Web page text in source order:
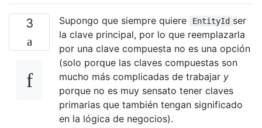
3 Supongo que siempre quiere EntityId ser
la clave principal, por lo que reemplazarla
por una clave compuesta no es una opción
(solo porque las claves compuestas son
mucho más complicadas de trabajar y
porque no es muy sensato tener claves
primarias que también tengan significado
en la lógica de negocios).